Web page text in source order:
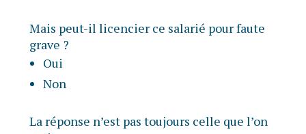
Mais peut-il licencier ce salarié pour faute
grave ?
Oui
Non
La réponse n’est pas toujours celle que l’on